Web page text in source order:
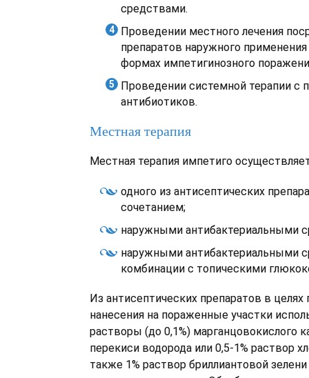
средствами.
Проведении местного лечения
препаратов наружного
формах импетигинозного
Проведении системной терапии
антибиотиков.
Местная терапия
Местная терапия импетиго
одного из антисептических
сочетанием;
наружными антибактериальными
наружными антибактериальными
комбинации с топическими
Из антисептических препаратов в
нанесения на пораженные участки
растворы (до 0,1%) марганцовокислого
перекиси водорода или 0,5-1% раствор
также 1% раствор бриллиантовой